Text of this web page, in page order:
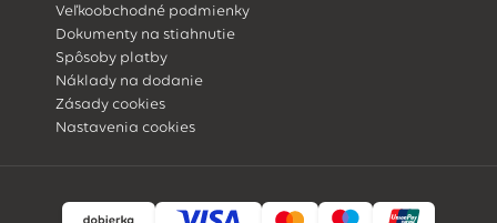
Veľkoobchodné podmienky
Dokumenty na stiahnutie
Spôsoby platby
Náklady na dodanie
Zásady cookies
Nastavenia cookies